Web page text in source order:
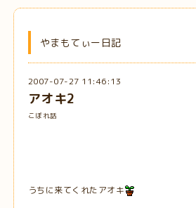
やまもてぃー日記
2007-07-27 11:46:13
アオキ2
こぼれ話
うちに来てくれたアオキ